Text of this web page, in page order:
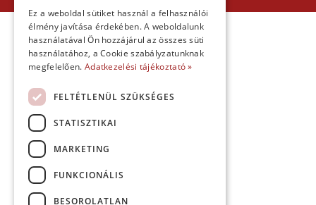
Ez a weboldal sütiket használ a felhasználói
élmény javítása érdekében. A weboldalunk
használatával Ön hozzájárul az összes süti
használatához, a Cookie szabályzatunknak
megfelelően. Adatkezelési tájékoztató »
FELTÉTLENÜL SZÜKSÉGES
STATISZTIKAI
MARKETING
FUNKCIONÁLIS
BESOROLATLAN